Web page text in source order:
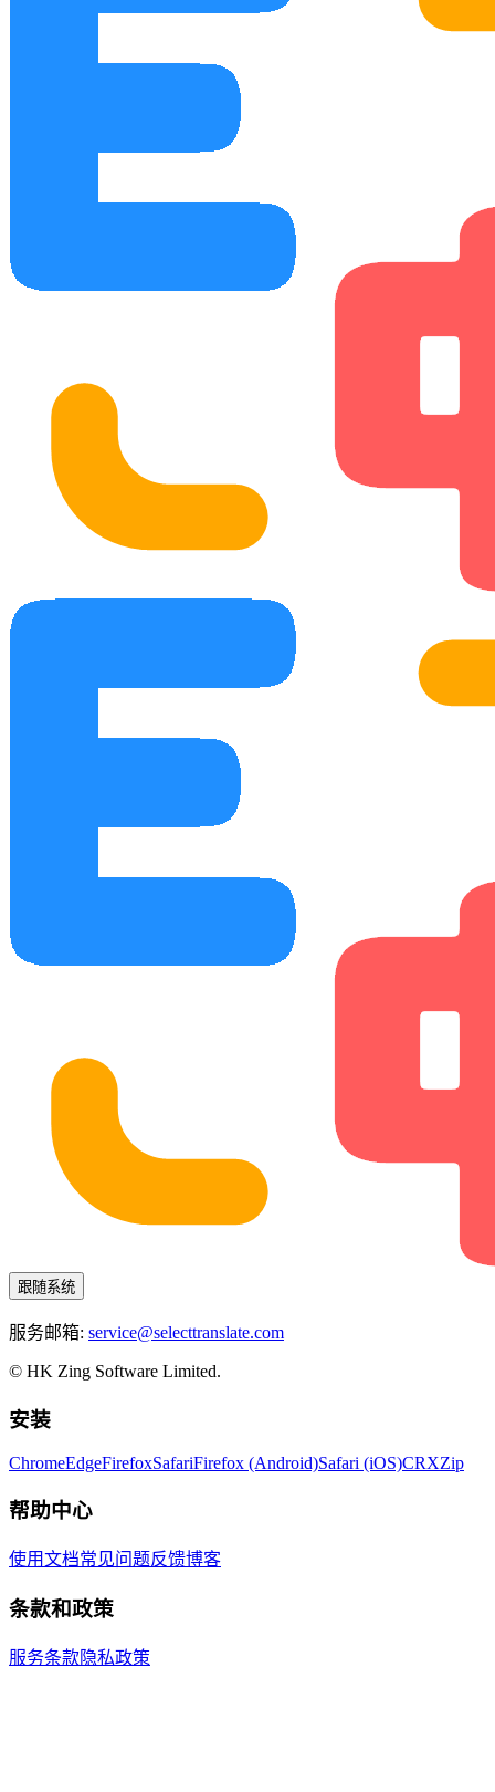
跟随系统
服务邮箱: service@selecttranslate.com
© HK Zing Software Limited.
安装
ChromeEdgeFirefoxSafariFirefox (Android)Safari (iOS)CRXZip
帮助中心
使用文档常见问题反馈博客
条款和政策
服务条款隐私政策